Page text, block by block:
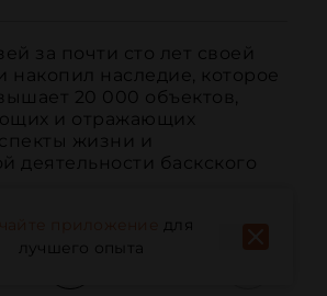
за почти сто лет своей
накопил наследие, которое
20 000 объектов,
и отражающих
жизни и
деятельности баскского
для
лучшего опыта